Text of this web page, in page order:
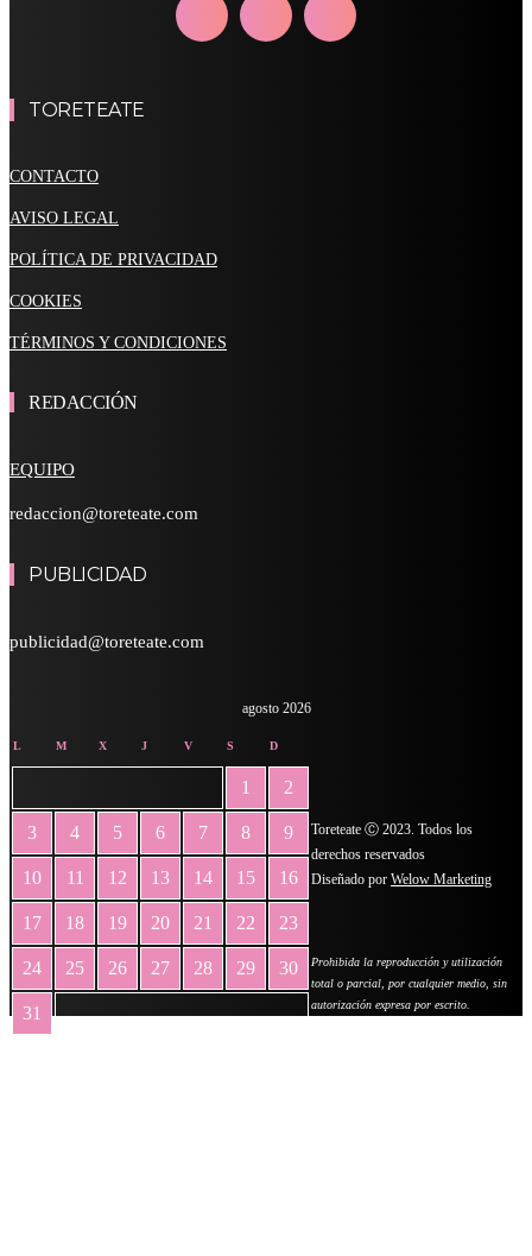
TORETEATE
CONTACTO
AVISO LEGAL
POLÍTICA DE PRIVACIDAD
COOKIES
TÉRMINOS Y CONDICIONES
REDACCIÓN
EQUIPO
redaccion@toreteate.com
PUBLICIDAD
publicidad@toreteate.com
agosto 2026
L M X J V S D
1 2
3 4 5 6 7 8 9
10 11 12 13 14 15 16
17 18 19 20 21 22 23
24 25 26 27 28 29 30
31
Toreteate Ⓒ 2023. Todos los
derechos reservados
Diseñado por Welow Marketing
Prohibida la reproducción y utilización
total o parcial, por cualquier medio, sin
autorización expresa por escrito.